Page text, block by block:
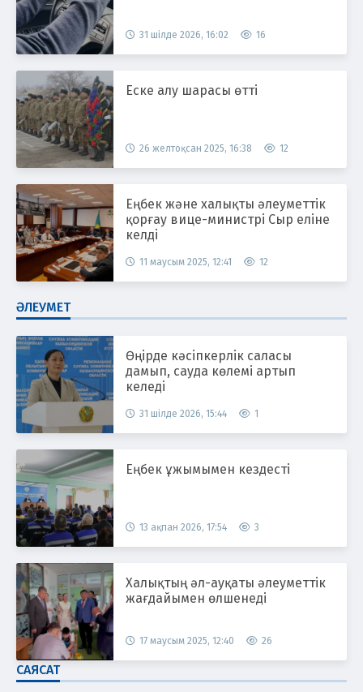
31 шілде 2026, 16:02 16
Еске алу шарасы өтті
26 желтоқсан 2025, 16:38 12
Еңбек және халықты әлеуметтік
қорғау вице-министрі Сыр еліне
келді
11 маусым 2025, 12:41 12
ӘЛЕУМЕТ
Өңірде кәсіпкерлік саласы
дамып, сауда көлемі артып
келеді
31 шілде 2026, 15:44 1
Еңбек ұжымымен кездесті
13 ақпан 2026, 17:54 3
Халықтың әл-ауқаты әлеуметтік
жағдайымен өлшенеді
17 маусым 2025, 12:40 26
САЯСАТ